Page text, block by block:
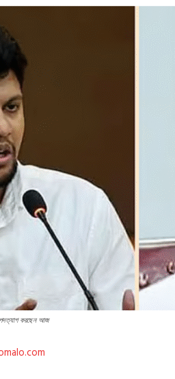
করছেন আজ